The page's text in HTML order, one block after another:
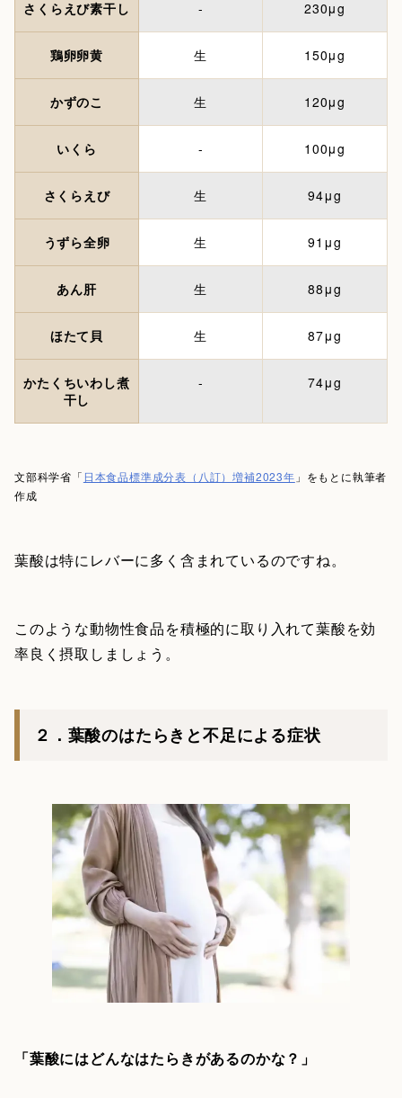
さくらえび素干し - 230μg
鶏卵卵黄 生 150μg
かずのこ 生 120μg
いくら - 100μg
さくらえび 生 94μg
うずら全卵 生 91μg
あん肝 生 88μg
ほたて貝 生 87μg
かたくちいわし煮
干し
- 74μg
文部科学省「 日本食品標準成分表（八訂）増補2023年 」をもとに執筆者
作成
葉酸は特にレバーに多く含まれているのですね。
このような動物性食品を積極的に取り入れて葉酸を効
率良く摂取しましょう。
２．葉酸のはたらきと不足による症状
「葉酸にはどんなはたらきがあるのかな？」